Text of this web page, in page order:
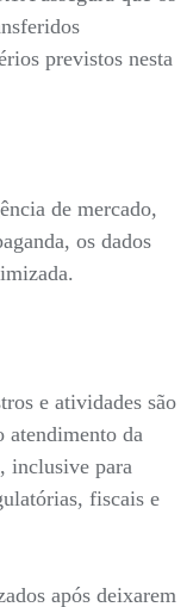
previstos nesta
de mercado,
os dados
e atividades são
atendimento da
inclusive para
fiscais e
após deixarem